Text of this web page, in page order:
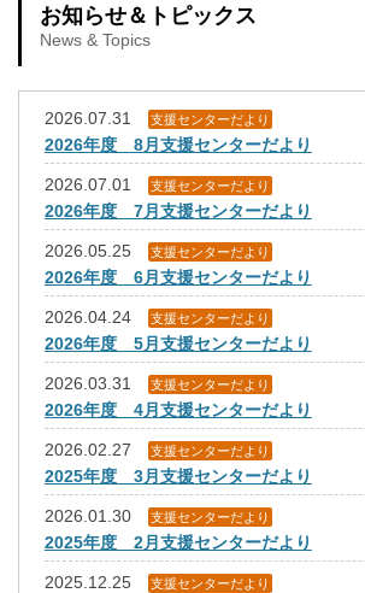
お知らせ＆トピックス
News & Topics
2026.07.31 支援センターだより
2026年度 8月支援センターだより
2026.07.01 支援センターだより
2026年度 7月支援センターだより
2026.05.25 支援センターだより
2026年度 6月支援センターだより
2026.04.24 支援センターだより
2026年度 5月支援センターだより
2026.03.31 支援センターだより
2026年度 4月支援センターだより
2026.02.27 支援センターだより
2025年度 3月支援センターだより
2026.01.30 支援センターだより
2025年度 2月支援センターだより
2025.12.25 支援センターだより